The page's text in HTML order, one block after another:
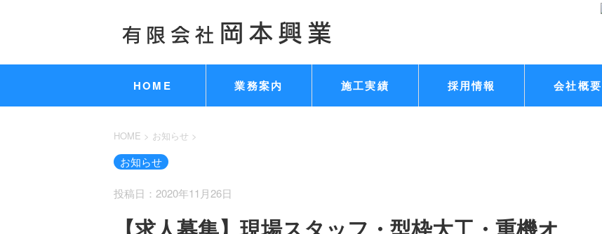
HOME 業務案内 施工実績 採用情報 会社概要
HOME > お知らせ >
お知らせ
投稿日：2020年11月26日
【求人募集】現場スタッフ・型枠大工・重機オ